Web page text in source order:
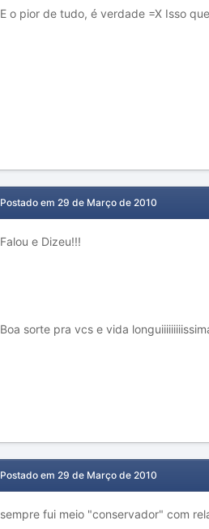
E o pior de tudo, é verdade =X Isso
Postado em 29 de Março de 2010
Falou e Dizeu!!!
Boa sorte pra vcs e vida
Postado em 29 de Março de 2010
sempre fui meio "conservador" com